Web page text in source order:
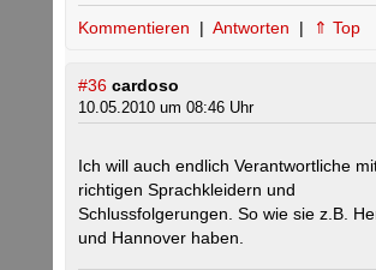
Kommentieren | Antworten | ⇑ Top
#36 cardoso
10.05.2010 um 08:46 Uhr
Ich will auch endlich Verantwortliche
richtigen Sprachkleidern und
Schlussfolgerungen. So wie sie z.B.
und Hannover haben.